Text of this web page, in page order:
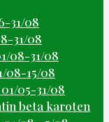
31/08
31/08
08-31/08
08-15/08
05-31/08
beta karoten